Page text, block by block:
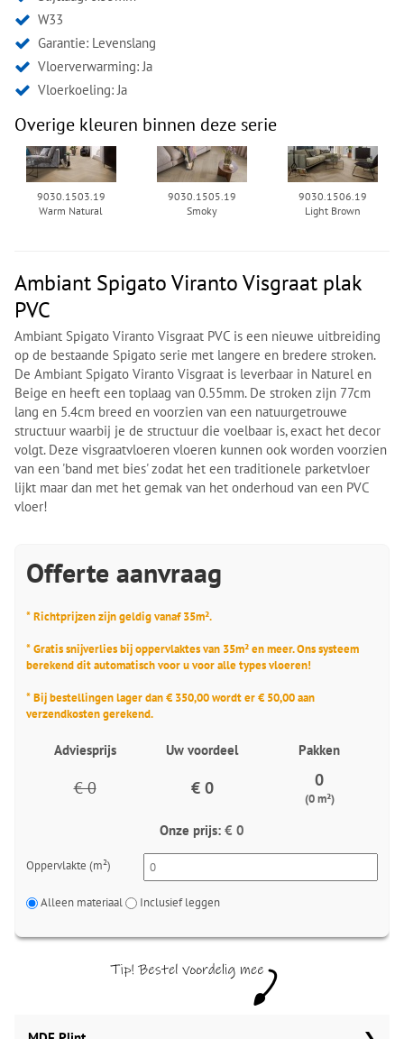
W33
Garantie: Levenslang
Vloerverwarming: Ja
Vloerkoeling: Ja
Overige kleuren binnen deze serie
9030.1503.19
Warm Natural
9030.1505.19
Smoky
9030.1506.19
Light Brown
Ambiant Spigato Viranto Visgraat plak
PVC
Ambiant Spigato Viranto Visgraat PVC is een nieuwe uitbreiding
op de bestaande Spigato serie met langere en bredere stroken.
De Ambiant Spigato Viranto Visgraat is leverbaar in Naturel en
Beige en heeft een toplaag van 0.55mm. De stroken zijn 77cm
lang en 5.4cm breed en voorzien van een natuurgetrouwe
structuur waarbij je de structuur die voelbaar is, exact het decor
volgt. Deze visgraatvloeren vloeren kunnen ook worden voorzien
van een 'band met bies' zodat het een traditionele parketvloer
lijkt maar dan met het gemak van het onderhoud van een PVC
vloer!
Offerte aanvraag
* Richtprijzen zijn geldig vanaf 35m².
* Gratis snijverlies bij oppervlaktes van 35m² en meer. Ons systeem
berekend dit automatisch voor u voor alle types vloeren!
* Bij bestellingen lager dan € 350,00 wordt er € 50,00 aan
verzendkosten gerekend.
Adviesprijs Uw voordeel Pakken
€ 0 € 0 0
(0 m²)
Onze prijs: € 0
Oppervlakte (m²)
Alleen materiaal Inclusief leggen